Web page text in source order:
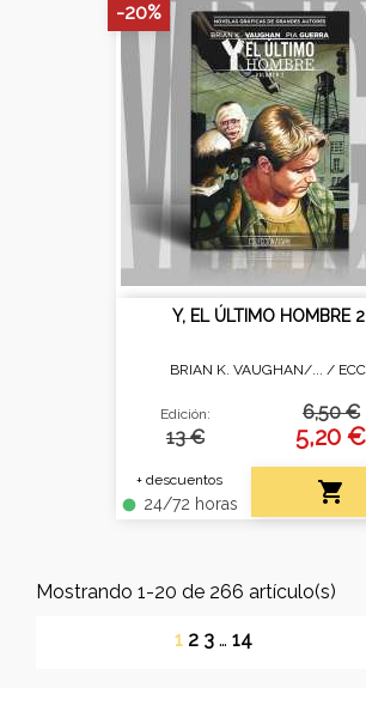
Y, EL ÚLTIMO HOMBRE 2
BRIAN K. VAUGHAN/... / ECC
Edición:
13 €
+ descuentos
fiber_manual_record 24/72 horas
6,50 €
5,20 €

-20%
Mostrando 1-20 de 266 artículo(s)
1 2 3 … 14